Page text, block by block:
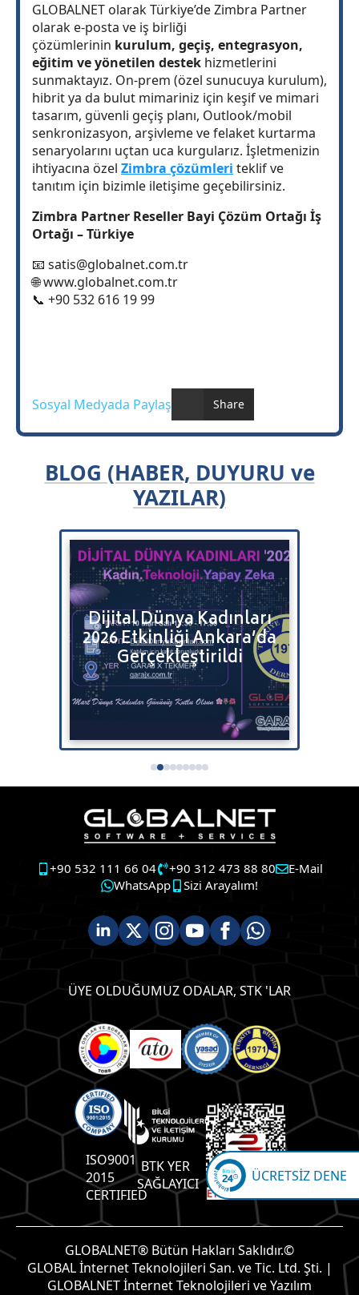
GLOBALNET olarak Türkiye’de Zimbra Partner
olarak e-posta ve iş birliği
çözümlerinin kurulum, geçiş, entegrasyon,
eğitim ve yönetilen destek hizmetlerini
sunmaktayız. On-prem (özel sunucuya kurulum),
hibrit ya da bulut mimariniz için keşif ve mimari
tasarım, güvenli geçiş planı, Outlook/mobil
senkronizasyon, arşivleme ve felaket kurtarma
senaryolarını uçtan uca kurgularız. İşletmenizin
ihtiyacına özel Zimbra çözümleri teklif ve
tanıtım için bizimle iletişime geçebilirsiniz.
Zimbra Partner Reseller Bayi Çözüm Ortağı İş
Ortağı – Türkiye
📧 satis@globalnet.com.tr
🌐 www.globalnet.com.tr
📞 +90 532 616 19 99
Sosyal Medyada Paylaş Share
BLOG (HABER, DUYURU ve
YAZILAR)
Dijital Dünya Kadınları
2026 Etkinliği Ankara’da
Gerçekleştirildi
+90 532 111 66 04 +90 312 473 88 80
E-Mail
WhatsApp
Sizi Arayalım!
ÜYE OLDUĞUMUZ ODALAR, STK 'LAR
ISO9001
2015
CERTIFIED
BTK YER
SAĞLAYICI
GLOBALNET® Bütün Hakları Saklıdır.©
GLOBAL İnternet Teknolojileri San. ve Tic. Ltd. Şti. |
GLOBALNET İnternet Teknolojileri ve Yazılım
ÜCRETSİZ DENE